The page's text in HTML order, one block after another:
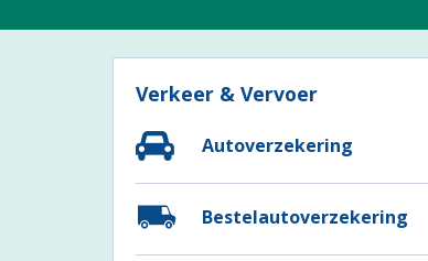
Verkeer & Vervoer
Autoverzekering
Bestelautoverzekering